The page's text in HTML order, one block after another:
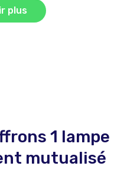
plus
1 lampe
mutualisé